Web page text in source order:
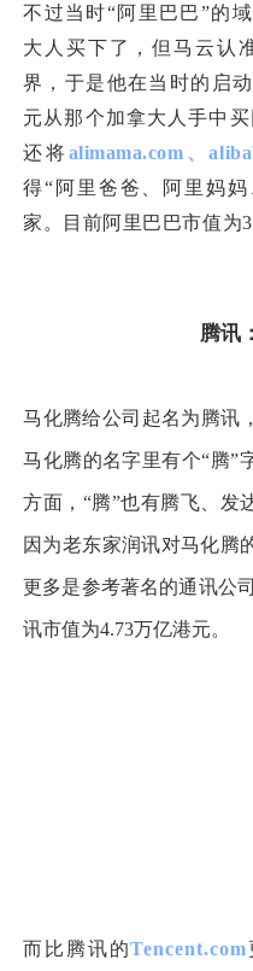
不过当时“阿里巴巴”的域
大人买下了，但马云认
界，于是他在当时的启
元从那个加拿大人手中买
还将alimama.com、
得“阿里爸爸、阿里妈
家。目前阿里巴巴市值为
腾讯
马化腾给公司起名为腾讯
马化腾的名字里有个“腾”
方面，“腾”也有腾飞、发
因为老东家润讯对马化腾
更多是参考著名的通讯公
讯市值为4.73万亿港元。
而比腾讯的Tencent.com